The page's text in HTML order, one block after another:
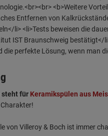
steht für Keramikspülen aus
von Villeroy & Boch ist immer